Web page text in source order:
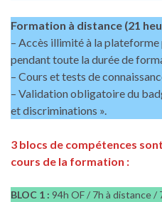
Formation à distance (21
– Accès illimité à la
pendant toute la durée de
– Cours et tests de
– Validation obligatoire du
et discriminations ».
3 blocs de compétences
cours de la formation :
BLOC 1 : 94h OF / 7h à distance /